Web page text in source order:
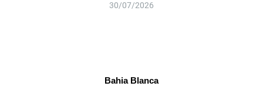
30/07/2026
Bahia Blanca